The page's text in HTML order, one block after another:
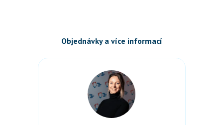
Objednávky a více informací